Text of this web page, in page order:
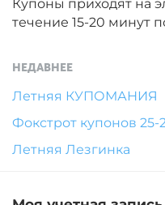
Купоны приходят на
течение 15-20 минут
НЕДАВНЕЕ
Летняя КУПОМАНИЯ
Фокстрот купонов 25-
Летняя Лезгинка